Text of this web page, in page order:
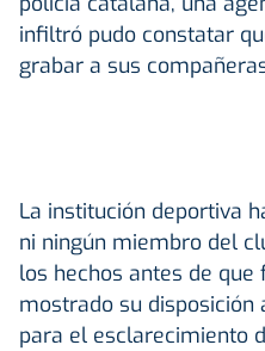
infiltró pudo constatar
grabar a sus
La institución deportiva
ni ningún miembro del
los hechos antes de
mostrado su
para el esclarecimiento